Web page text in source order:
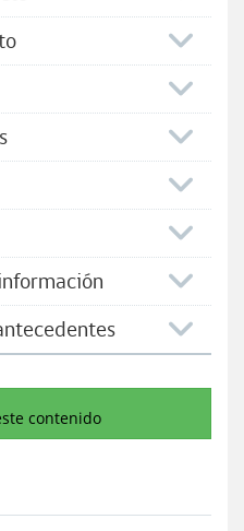
contenido